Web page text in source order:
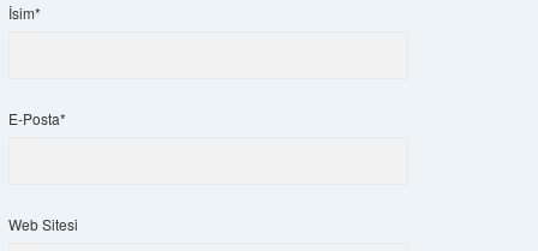
İsim*
E-Posta*
Web Sitesi